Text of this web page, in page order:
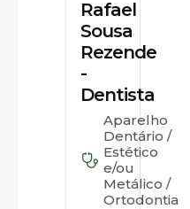
Rafael
Sousa
Rezende
-
Dentista
Aparelho
Dentário /
Estético
e/ou
Metálico /
Ortodontia